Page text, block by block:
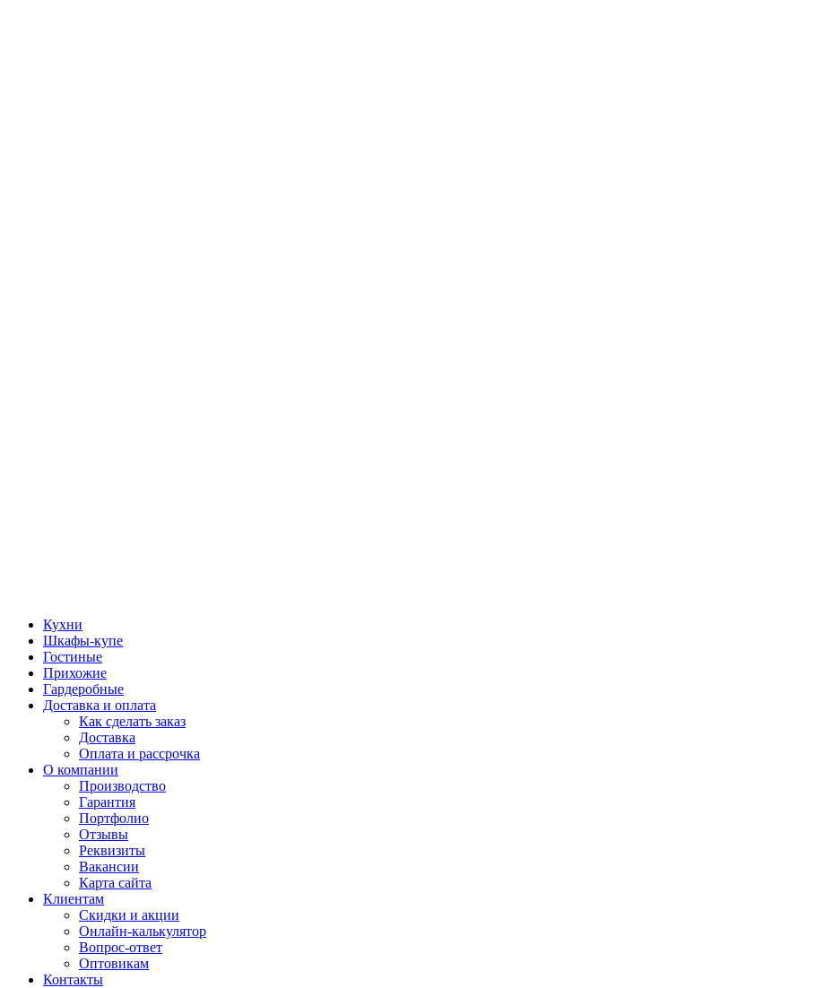
Кухни
Шкафы-купе
Гостиные
Прихожие
Гардеробные
Доставка и оплата
Как сделать заказ
Доставка
Оплата и рассрочка
О компании
Производство
Гарантия
Портфолио
Отзывы
Реквизиты
Вакансии
Карта сайта
Клиентам
Скидки и акции
Онлайн-калькулятор
Вопрос-ответ
Оптовикам
Контакты